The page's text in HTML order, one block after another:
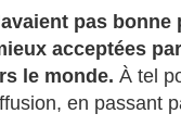
pas
acceptées
le monde. À tel
en passant